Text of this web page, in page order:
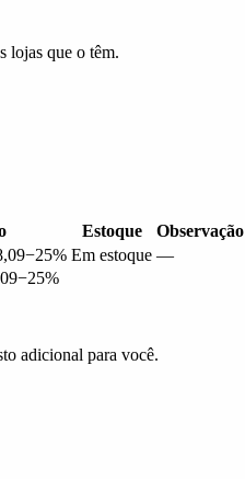
lojas que o têm.
Estoque
Observação
−25% Em estoque —
−25%
adicional para você.